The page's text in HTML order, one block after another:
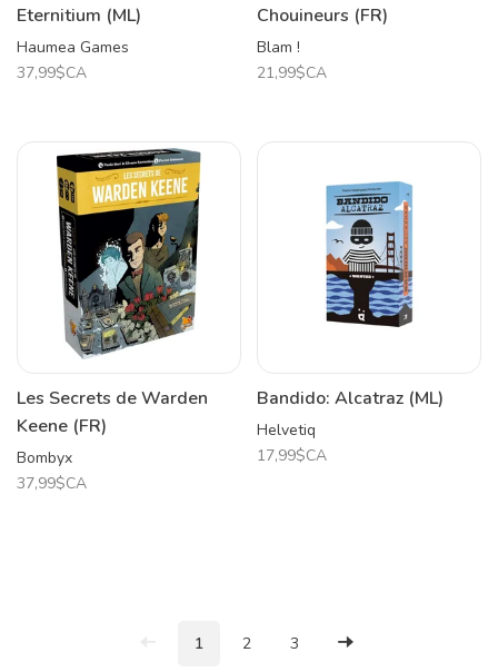
Eternitium (ML)
Haumea Games
37,99$CA
Chouineurs (FR)
Blam !
21,99$CA
Les Secrets de Warden
Keene (FR)
Bombyx
37,99$CA
Bandido: Alcatraz (ML)
Helvetiq
17,99$CA
1 2 3